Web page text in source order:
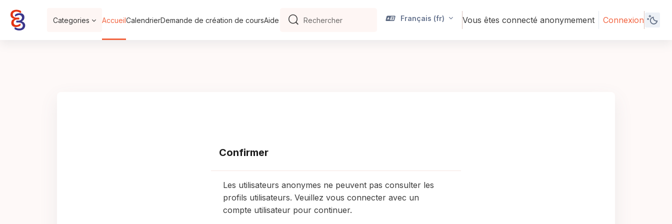
Categories AccueilCalendrierDemande de création de coursAide
Rechercher
Rechercher
Français ‎(fr)‎ Vous êtes connecté anonymement Connexion
Confirmer
Les utilisateurs anonymes ne peuvent pas consulter les
profils utilisateurs. Veuillez vous connecter avec un
compte utilisateur pour continuer.